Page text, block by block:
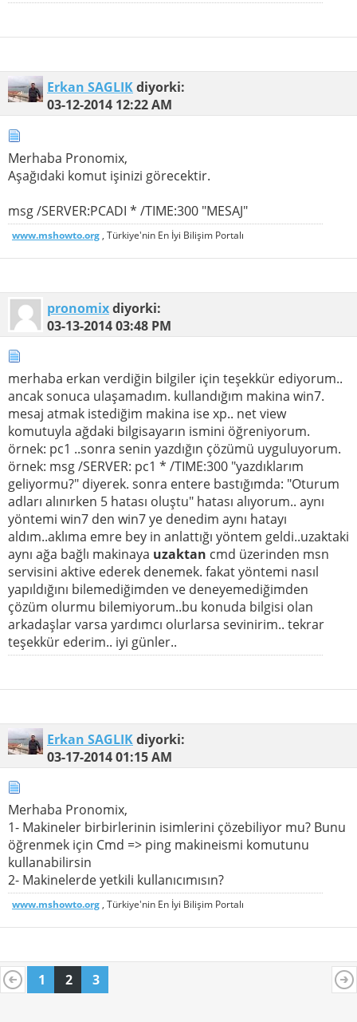
Erkan SAGLIKdiyorki:
03-12-2014 12:22 AM
Merhaba Pronomix,
Aşağıdaki komut işinizi görecektir.
msg /SERVER:PCADI * /TIME:300 "MESAJ"
www.mshowto.org , Türkiye'nin En İyi Bilişim Portalı
pronomixdiyorki:
03-13-201403:48 PM
merhaba erkan verdiğin bilgiler için teşekkür ediyorum..
ancak sonuca ulaşamadım. kullandığım makina win7.
mesaj atmak istediğim makina ise xp.. net view
komutuyla ağdaki bilgisayarın ismini öğreniyorum.
örnek: pc1 ..sonra senin yazdığın çözümü uyguluyorum.
örnek: msg /SERVER: pc1 * /TIME:300 "yazdıklarım
geliyormu?" diyerek. sonra entere bastığımda: "Oturum
adları alınırken 5 hatası oluştu" hatası alıyorum.. aynı
yöntemi win7 den win7 ye denedim aynı hatayı
aldım..aklıma emre bey in anlattığı yöntem geldi..uzaktaki
aynı ağa bağlı makinaya uzaktan cmd üzerinden msn
servisini aktive ederek denemek. fakat yöntemi nasıl
yapıldığını bilemediğimden ve deneyemediğimden
çözüm olurmu bilemiyorum..bu konuda bilgisi olan
arkadaşlar varsa yardımcı olurlarsa sevinirim.. tekrar
teşekkür ederim.. iyi günler..
Erkan SAGLIKdiyorki:
03-17-201401:15 AM
Merhaba Pronomix,
1- Makineler birbirlerinin isimlerini çözebiliyor mu? Bunu
öğrenmek için Cmd => ping makineismi komutunu
kullanabilirsin
2- Makinelerde yetkili kullanıcımısın?
www.mshowto.org , Türkiye'nin En İyi Bilişim Portalı
1 2 3